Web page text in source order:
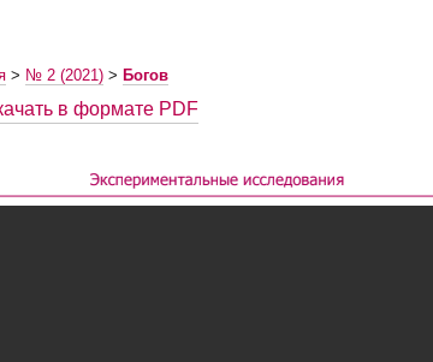
> № 2 (2021)> Богов
в формате PDF